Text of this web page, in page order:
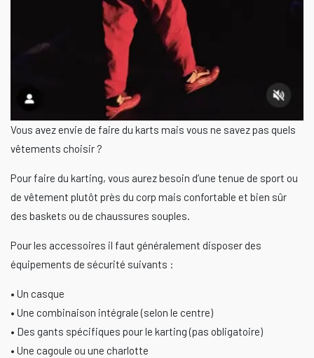
Vous avez envie de faire du karts mais vous ne savez pas quels
vêtements choisir ?
Pour faire du karting, vous aurez besoin d’une tenue de sport ou
de vêtement plutôt près du corp mais confortable et bien sûr
des baskets ou de chaussures souples.
Pour les accessoires il faut généralement disposer des
équipements de sécurité suivants :
• Un casque
• Une combinaison intégrale (selon le centre)
• Des gants spécifiques pour le karting (pas obligatoire)
• Une cagoule ou une charlotte